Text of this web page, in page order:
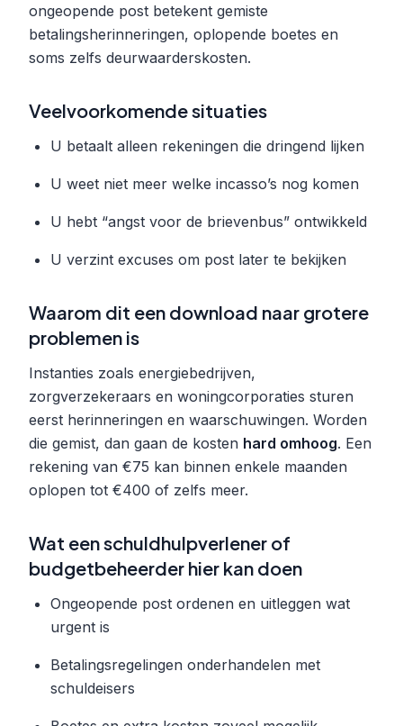
ongeopende post betekent gemiste
betalingsherinneringen, oplopende boetes en
soms zelfs deurwaarderskosten.
Veelvoorkomende situaties
U betaalt alleen rekeningen die dringend lijken
U weet niet meer welke incasso’s nog komen
U hebt “angst voor de brievenbus” ontwikkeld
U verzint excuses om post later te bekijken
Waarom dit een download naar grotere
problemen is
Instanties zoals energiebedrijven,
zorgverzekeraars en woningcorporaties sturen
eerst herinneringen en waarschuwingen. Worden
die gemist, dan gaan de kosten hard omhoog. Een
rekening van €75 kan binnen enkele maanden
oplopen tot €400 of zelfs meer.
Wat een schuldhulpverlener of
budgetbeheerder hier kan doen
Ongeopende post ordenen en uitleggen wat
urgent is
Betalingsregelingen onderhandelen met
schuldeisers